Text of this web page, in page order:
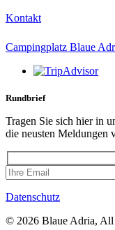
Kontakt
Campingplatz Blaue
Rundbrief
Tragen Sie sich hier in
die neusten Meldungen
Datenschutz
© 2026 Blaue Adria, All